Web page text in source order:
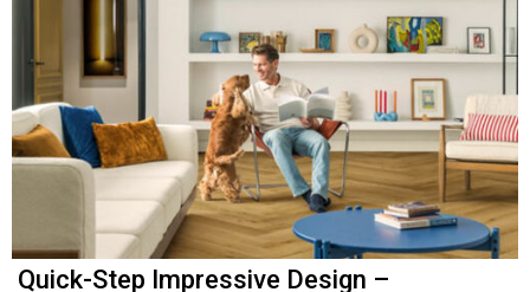
Quick-Step Impressive Design –